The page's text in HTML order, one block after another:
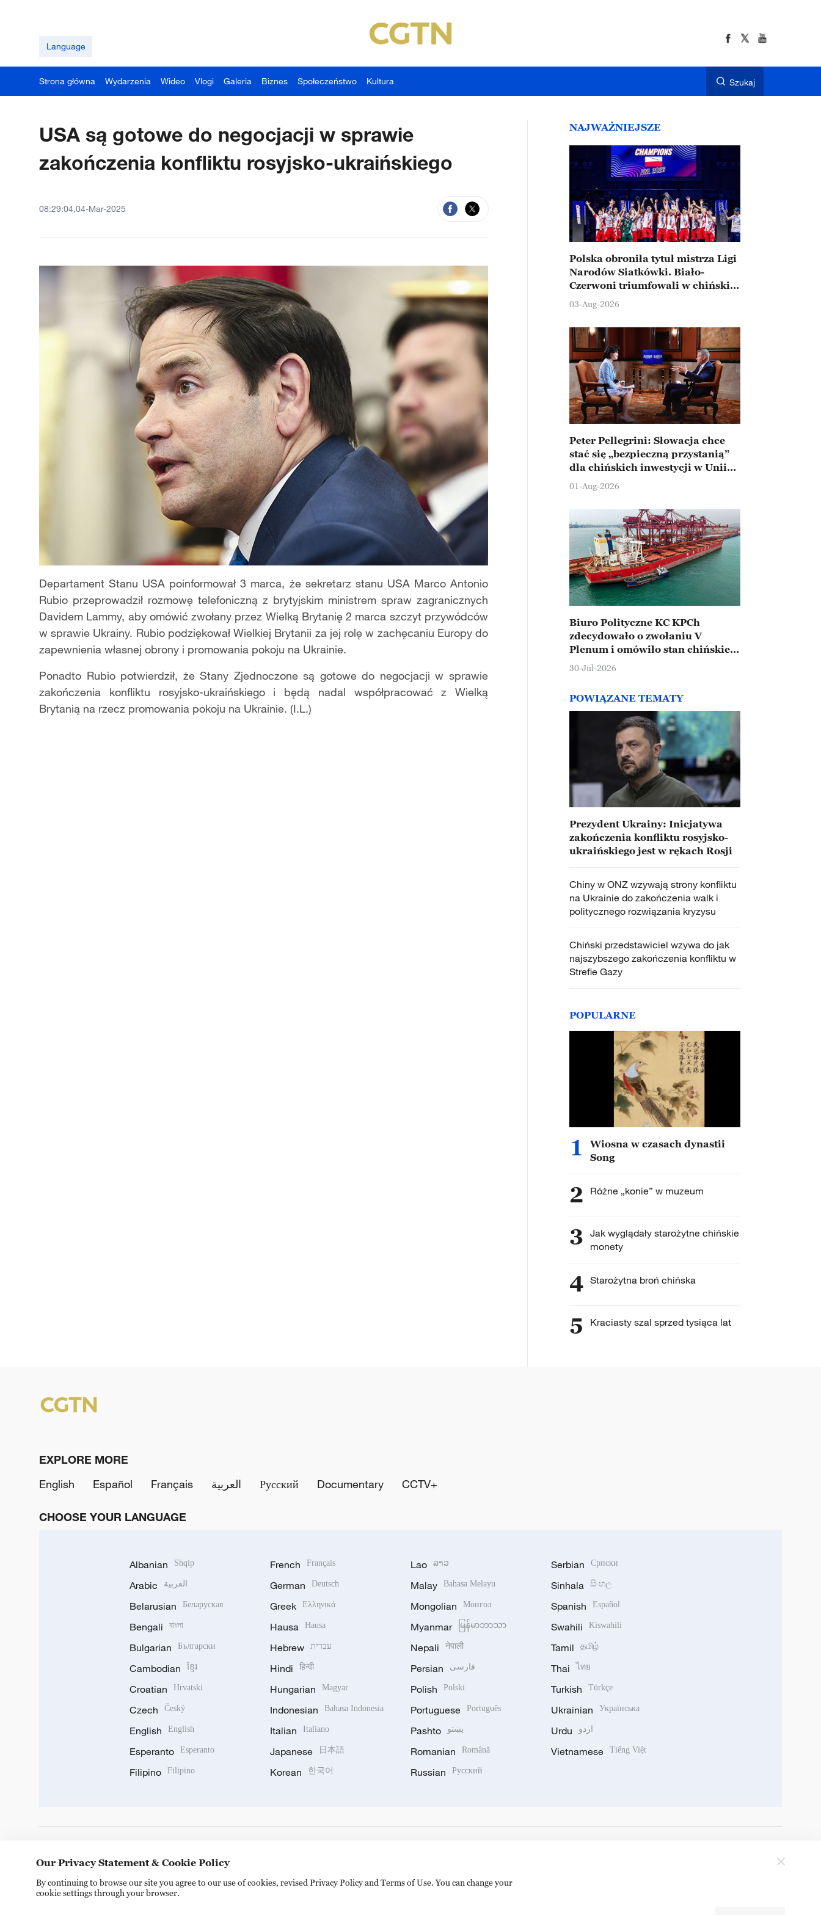
Language
Strona główna Wydarzenia Wideo Vlogi Galeria Biznes Społeczeństwo Kultura Szukaj
USA są gotowe do negocjacji w sprawie
zakończenia konfliktu rosyjsko-ukraińskiego
08:29:04,04-Mar-2025
Departament Stanu USA poinformował 3 marca, że sekretarz stanu USA Marco Antonio
Rubio przeprowadził rozmowę telefoniczną z brytyjskim ministrem spraw zagranicznych
Davidem Lammy, aby omówić zwołany przez Wielką Brytanię 2 marca szczyt przywódców
w sprawie Ukrainy. Rubio podziękował Wielkiej Brytanii za jej rolę w zachęcaniu Europy do
zapewnienia własnej obrony i promowania pokoju na Ukrainie.
Ponadto Rubio potwierdził, że Stany Zjednoczone są gotowe do negocjacji w sprawie
zakończenia konfliktu rosyjsko-ukraińskiego i będą nadal współpracować z Wielką
Brytanią na rzecz promowania pokoju na Ukrainie. (I.L.)
NAJWAŻNIEJSZE
Polska obroniła tytuł mistrza Ligi
Narodów Siatkówki. Biało-
Czerwoni triumfowali w chińskim
Ningbo
03-Aug-2026
Peter Pellegrini: Słowacja chce
stać się „bezpieczną przystanią”
dla chińskich inwestycji w Unii
Europejskiej
01-Aug-2026
Biuro Polityczne KC KPCh
zdecydowało o zwołaniu V
Plenum i omówiło stan chińskiej
gospodarki
30-Jul-2026
POWIĄZANE TEMATY
Prezydent Ukrainy: Inicjatywa
zakończenia konfliktu rosyjsko-
ukraińskiego jest w rękach Rosji
Chiny w ONZ wzywają strony konfliktu
na Ukrainie do zakończenia walk i
politycznego rozwiązania kryzysu
Chiński przedstawiciel wzywa do jak
najszybszego zakończenia konfliktu w
Strefie Gazy
POPULARNE
1
Wiosna w czasach dynastii
Song
2 Różne „konie” w muzeum
3 Jak wyglądały starożytne chińskie
monety
4 Starożytna broń chińska
5 Kraciasty szal sprzed tysiąca lat
EXPLORE MORE
English
Español Français العربية Русский Documentary CCTV+
CHOOSE YOUR LANGUAGE
Albanian Shqip
Arabic العربية
Belarusian Беларуская
Bengali বাংলা
Bulgarian Български
Cambodian ខ្មែរ
Croatian Hrvatski
Czech Český
English English
Esperanto Esperanto
Filipino Filipino
French Français
German Deutsch
Greek Ελληνικά
Hausa Hausa
Hebrew עברית
Hindi हिन्दी
Hungarian Magyar
Indonesian Bahasa Indonesia
Italian Italiano
Japanese 日本語
Korean 한국어
Lao ລາວ
Malay Bahasa Melayu
Mongolian Монгол
Myanmar မြန်မာဘာသာ
Nepali नेपाली
Persian فارسی
Polish Polski
Portuguese Português
Pashto پښتو
Romanian Română
Russian Русский
Serbian Српски
Sinhala සිංහල
Spanish Español
Swahili Kiswahili
Tamil தமிழ்
Thai ไทย
Turkish Türkçe
Ukrainian Українська
Urdu اردو
Vietnamese Tiếng Việt
Our Privacy Statement & Cookie Policy
By continuing to browse our site you agree to our use of cookies, revised Privacy Policy and Terms of Use. You can change your
cookie settings through your browser.